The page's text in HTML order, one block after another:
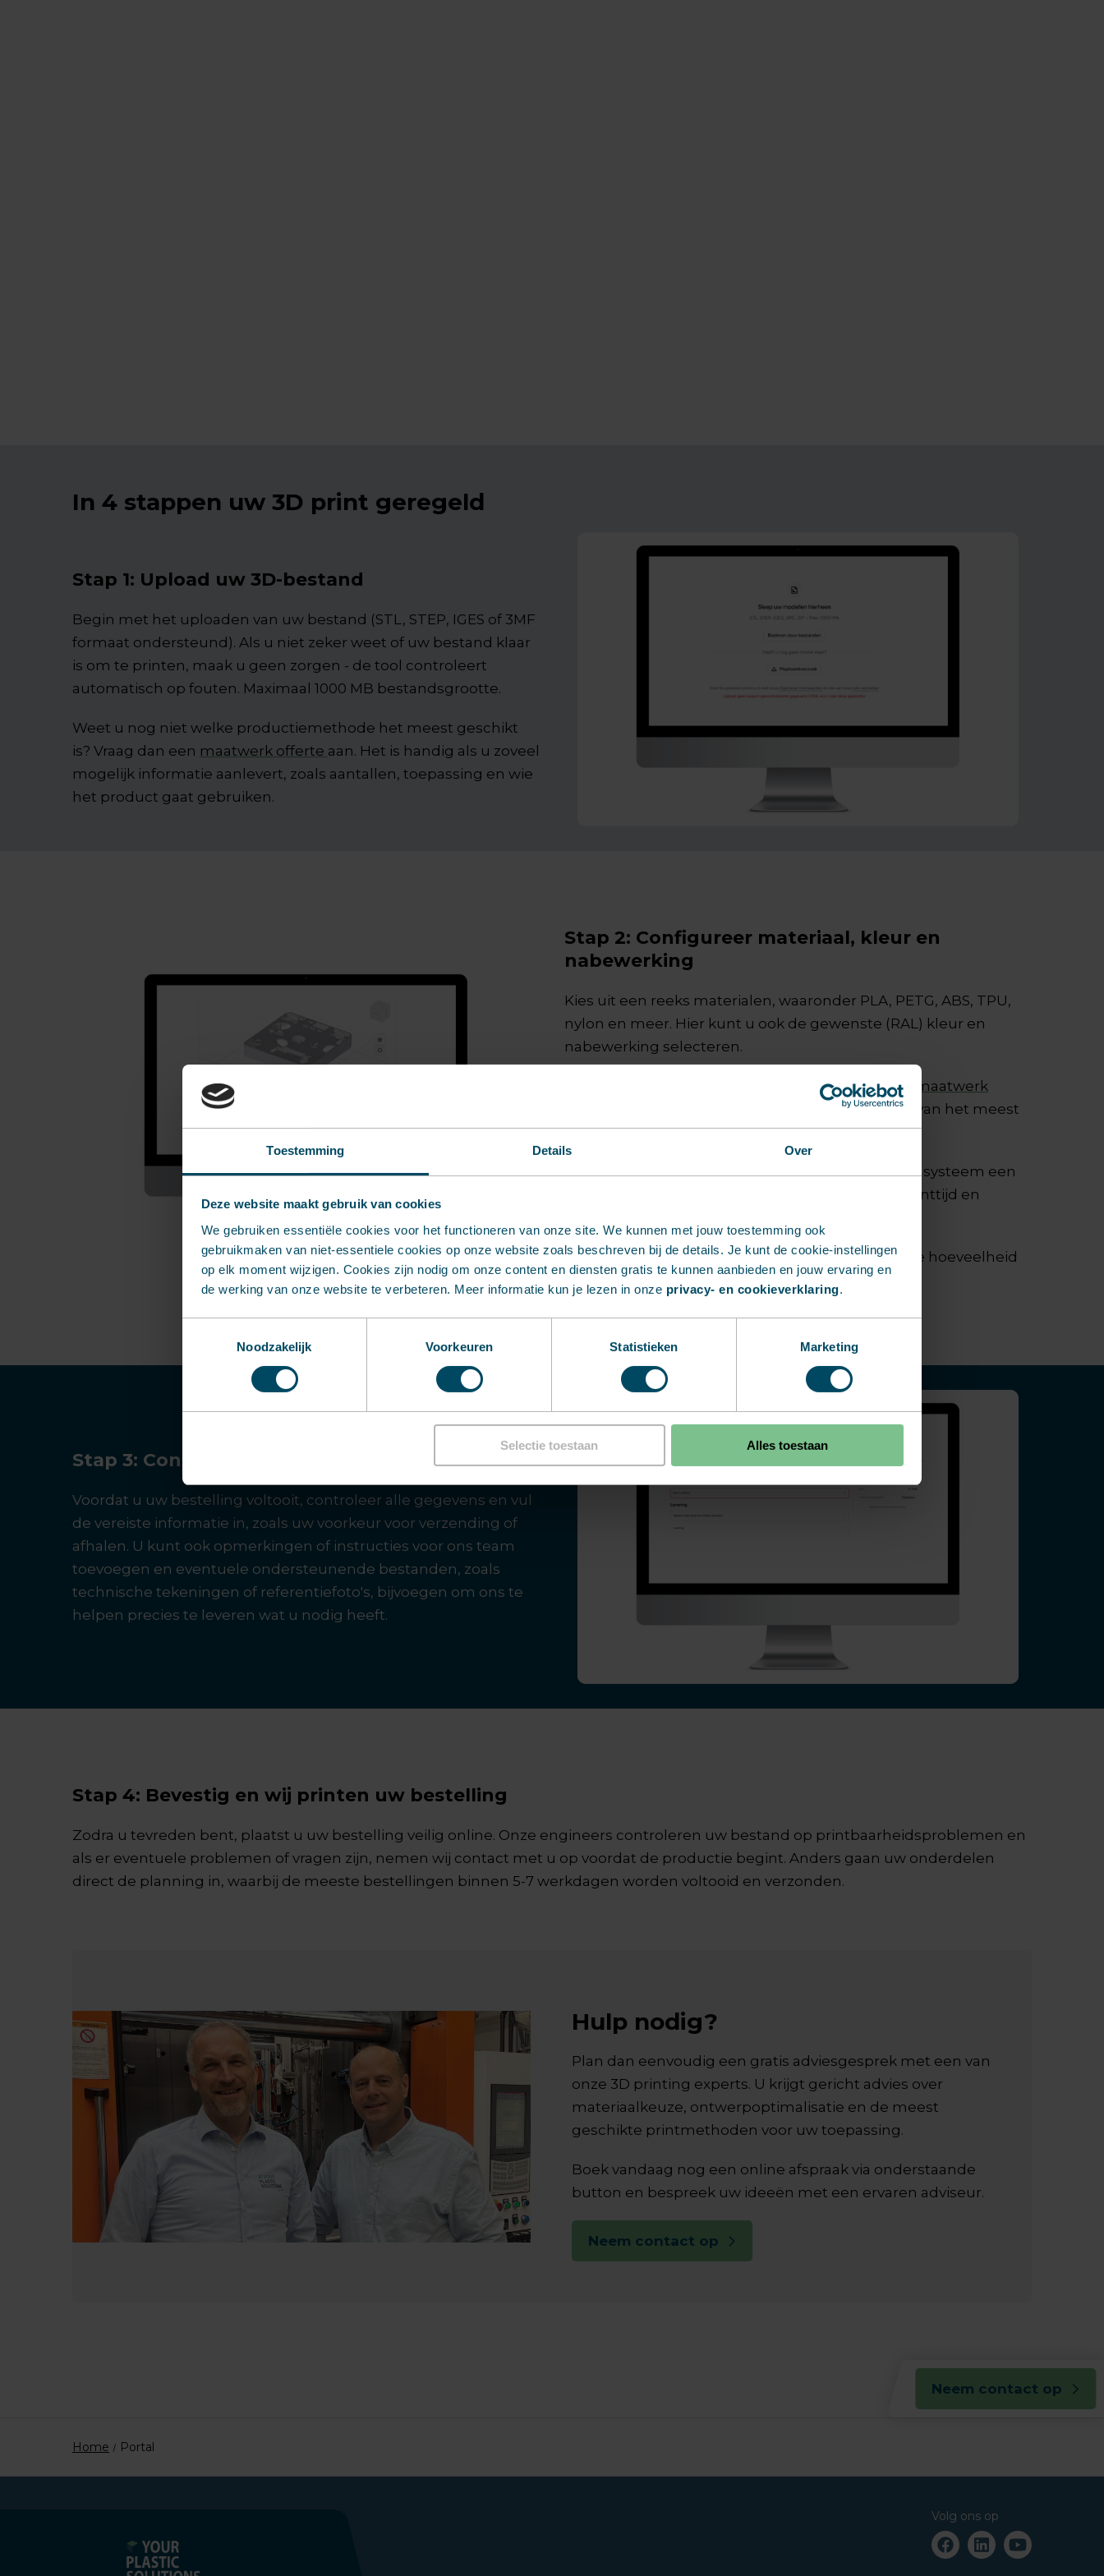
Toestemming Details Over
Deze website maakt gebruik van cookies
We gebruiken essentiële cookies voor het functioneren van onze site. We kunnen met jouw toestemming ook
gebruikmaken van niet-essentiele cookies op onze website zoals beschreven bij de details. Je kunt de cookie-instellingen
op elk moment wijzigen. Cookies zijn nodig om onze content en diensten gratis te kunnen aanbieden en jouw ervaring en
de werking van onze website te verbeteren. Meer informatie kun je lezen in onze privacy- en cookieverklaring.
Noodzakelijk
Voorkeuren Statistieken Marketing
Selectie toestaan Alles toestaan
In 4 stappen uw 3D print geregeld
Stap 1: Upload uw 3D-bestand
Begin met het uploaden van uw bestand (STL, STEP, IGES of 3MF
formaat ondersteund). Als u niet zeker weet of uw bestand klaar
is om te printen, maak u geen zorgen - de tool controleert
automatisch op fouten. Maximaal 1000 MB bestandsgrootte.
Weet u nog niet welke productiemethode het meest geschikt
is? Vraag dan een maatwerk offerte aan. Het is handig als u zoveel
mogelijk informatie aanlevert, zoals aantallen, toepassing en wie
het product gaat gebruiken.
Stap 2: Configureer materiaal, kleur en
nabewerking
Kies uit een reeks materialen, waaronder PLA, PETG, ABS, TPU,
nylon en meer. Hier kunt u ook de gewenste (RAL) kleur en
nabewerking selecteren.
Weet u niet welke u moet kiezen? Vraag dan een
maatwerk
aan. We helpen u graag bij het selecteren van het meest
geschikte materiaal voor uw project.
Zodra uw instellingen zijn geselecteerd, geeft het systeem een
realtime offerte op basis van materiaalgebruik, printtijd en
Heeft u er meer dan één nodig? Pas eenvoudig de hoeveelheid
aan en de prijs wordt automatisch bijgewerkt.
Stap 3: Controleren en afrekenen
Voordat u uw bestelling voltooit, controleer alle gegevens en vul
de vereiste informatie in, zoals uw voorkeur voor verzending of
afhalen. U kunt ook opmerkingen of instructies voor ons team
toevoegen en eventuele ondersteunende bestanden, zoals
technische tekeningen of referentiefoto's, bijvoegen om ons te
helpen precies te leveren wat u nodig heeft.
Stap 4: Bevestig en wij printen uw bestelling
Zodra u tevreden bent, plaatst u uw bestelling veilig online. Onze engineers controleren uw bestand op printbaarheidsproblemen en
als er eventuele problemen of vragen zijn, nemen wij contact met u op voordat de productie begint. Anders gaan uw onderdelen
direct de planning in, waarbij de meeste bestellingen binnen 5-7 werkdagen worden voltooid en verzonden.
Hulp nodig?
Plan dan eenvoudig een gratis adviesgesprek met een van
onze 3D printing experts. U krijgt gericht advies over
materiaalkeuze, ontwerpoptimalisatie en de meest
geschikte printmethoden voor uw toepassing.
Boek vandaag nog een online afspraak via onderstaande
button en bespreek uw ideeën met een ervaren adviseur.
Neem contact op
Neem contact op
Home Portal
Volg ons op